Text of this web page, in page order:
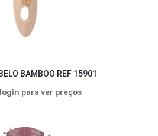
BAMBOO REF 15901
para ver preços